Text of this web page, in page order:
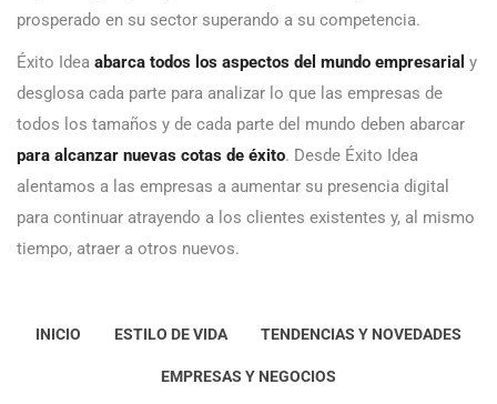
prosperado en su sector superando a su competencia.
Éxito Idea abarca todos los aspectos del mundo empresarial y
desglosa cada parte para analizar lo que las empresas de
todos los tamaños y de cada parte del mundo deben abarcar
para alcanzar nuevas cotas de éxito. Desde Éxito Idea
alentamos a las empresas a aumentar su presencia digital
para continuar atrayendo a los clientes existentes y, al mismo
tiempo, atraer a otros nuevos.
INICIO ESTILO DE VIDA TENDENCIAS Y NOVEDADES
EMPRESAS Y NEGOCIOS